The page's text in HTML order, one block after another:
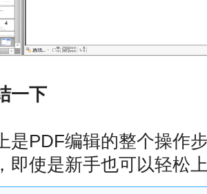
一下
是PDF编辑的整个操作
即使是新手也可以轻松